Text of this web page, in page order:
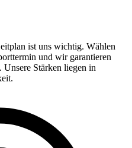
ist uns wichtig. Wählen
und wir garantieren
Stärken liegen in